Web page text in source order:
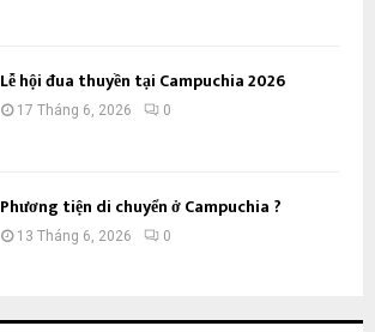
Lễ hội đua thuyền tại Campuchia 2026
17 Tháng 6, 2026 0
Phương tiện di chuyển ở Campuchia ?
13 Tháng 6, 2026 0